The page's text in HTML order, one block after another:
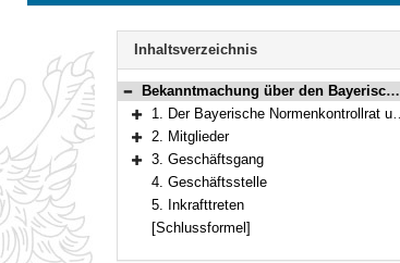
BAYERN.RECHT
letzten
Navigation
Inhaltsverzeichnis
Bereich reduzieren
Bekanntmachung über den Bayerischen Normenkontrollrat
Bereich erweitern
1. Der Bayerische Normenkontrollrat und seine Aufgaben
Bereich erweitern
2. Mitglieder
Bereich erweitern
3. Geschäftsgang
4. Geschäftsstelle
5. Inkrafttreten
[Schlussformel]